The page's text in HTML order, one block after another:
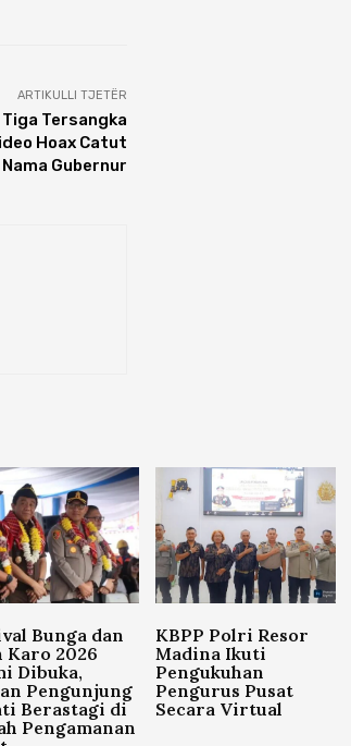
ARTIKULLI TJETËR
Tersangka
Hoax Catut
Nama Gubernur
Bunga dan
Karo 2026
Dibuka,
Pengunjung
Berastagi di
Pengamanan
KBPP Polri Resor
Madina Ikuti
Pengukuhan
Pengurus Pusat
Secara Virtual